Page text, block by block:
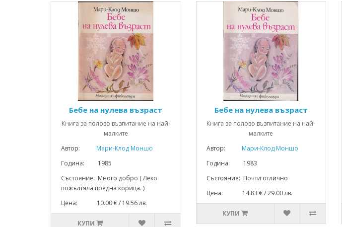
Бебе на нулева възраст
Книга за полово възпитание на най-
малките
Автор:
Мари-Клод Моншо
Година: 1985
Състояние: Много добро ( Леко
пожълтяла предна корица. )
Цена: 10.00 € / 19.56 лв.
КУПИ
Бебе на нулева възраст
Книга за полово възпитание на най-
малките
Автор:
Мари-Клод Моншо
Година: 1983
Състояние: Почти отлично
Цена: 14.83 € / 29.00 лв.
КУПИ